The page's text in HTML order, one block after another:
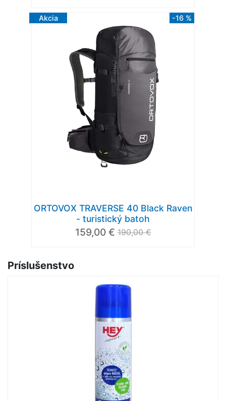
Akcia -16 %
ORTOVOX TRAVERSE 40 Black Raven
- turistický batoh
159,00 € 190,00 €
Príslušenstvo